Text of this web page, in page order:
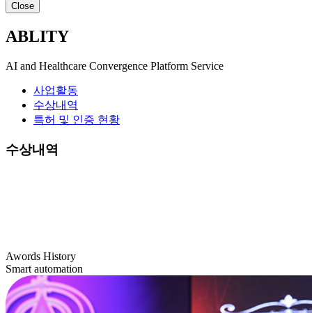
Close
ABLITY
AI and Healthcare Convergence Platform Service
사업활동
수상내역
특허 및 인증 현황
수상내역
Awords History
Smart automation